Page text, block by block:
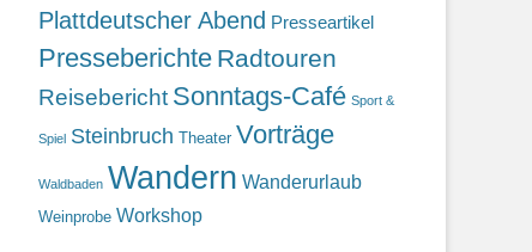
Plattdeutscher Abend Presseartikel
Presseberichte Radtouren
Reisebericht Sonntags-Café Sport &
Spiel Steinbruch Theater Vorträge
Waldbaden Wandern Wanderurlaub
Weinprobe Workshop